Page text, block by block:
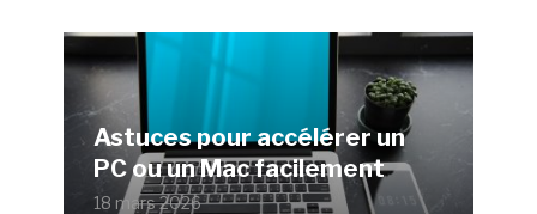
Astuces pour accélérer un
PC ou un Mac facilement
18 mars 2026